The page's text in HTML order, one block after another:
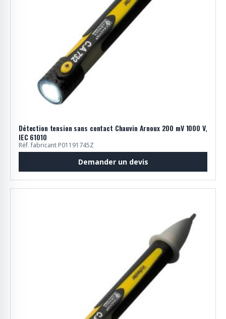
Détection tension sans contact Chauvin Arnoux 200 mV 1000 V,
IEC 61010
Réf. fabricant P01191745Z
Demander un devis